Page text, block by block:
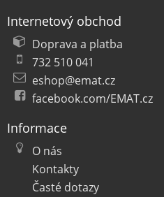
Internetový obchod
Doprava a platba
732 510 041
eshop@emat.cz
facebook.com/EMAT.cz
Informace
O nás
Kontakty
Časté dotazy